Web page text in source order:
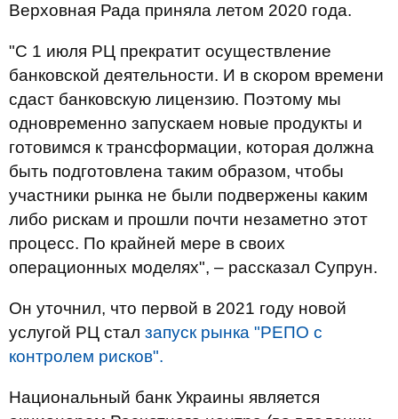
Верховная Рада приняла летом 2020 года.
"С 1 июля РЦ прекратит осуществление
банковской деятельности. И в скором времени
сдаст банковскую лицензию. Поэтому мы
одновременно запускаем новые продукты и
готовимся к трансформации, которая должна
быть подготовлена ​​таким образом, чтобы
участники рынка не были подвержены каким
либо рискам и прошли почти незаметно этот
процесс. По крайней мере в своих
операционных моделях", – рассказал Супрун.
Он уточнил, что первой в 2021 году новой
услугой РЦ стал запуск рынка "РЕПО с
контролем рисков".
Национальный банк Украины является